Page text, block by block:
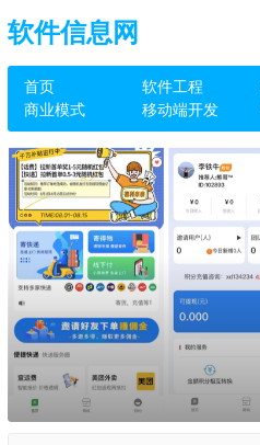
软件信息网
首页 软件工程
商业模式
移动端开发